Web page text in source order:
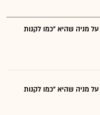
מניה שהיא "כמו לקנות
מניה שהיא "כמו לקנות